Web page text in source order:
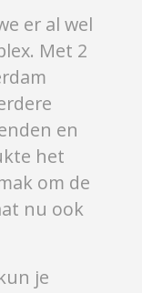
er al wel
Met 2
en
het
om de
nu ook
je